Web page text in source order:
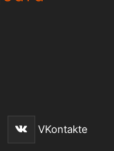
VKontakte